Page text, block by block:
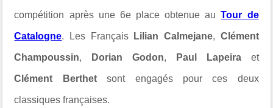
compétition après une 6e place obtenue auTour de
Catalogne. Les Français Lilian Calmejane, Clément
Champoussin, Dorian Godon, Paul Lapeiraet
Clément Berthetsont engagés pour ces deux
classiques françaises.